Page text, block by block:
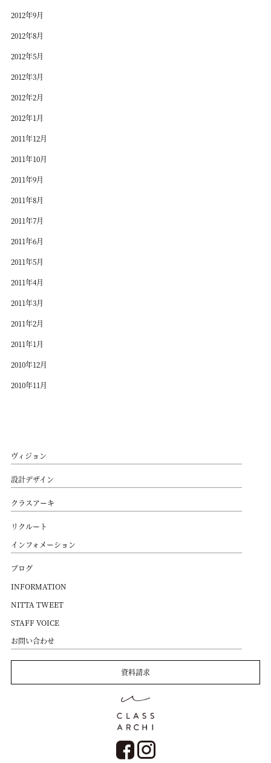
2012年9月
2012年8月
2012年5月
2012年3月
2012年2月
2012年1月
2011年12月
2011年10月
2011年9月
2011年8月
2011年7月
2011年6月
2011年5月
2011年4月
2011年3月
2011年2月
2011年1月
2010年12月
2010年11月
ヴィジョン
設計デザイン
クラスアーキ
リクルート
インフォメーション
ブログ
INFORMATION
NITTA TWEET
STAFF VOICE
お問い合わせ
資料請求